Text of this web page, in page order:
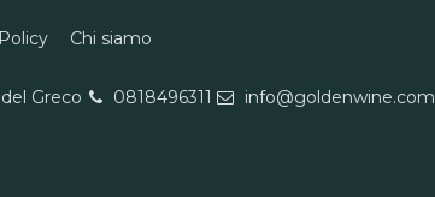
Chi siamo
Greco 0818496311 info@goldenwine.com